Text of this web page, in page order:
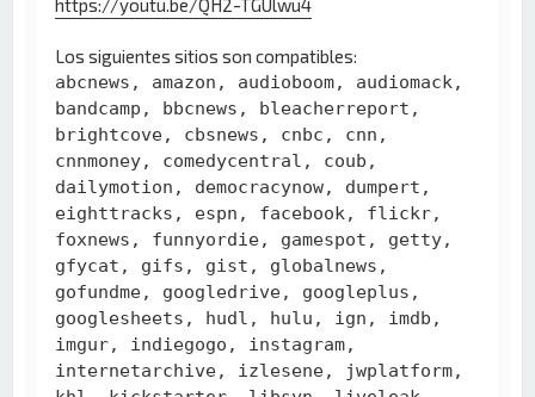
https://youtu.be/QH2-TGUlwu4
Los siguientes sitios son compatibles:
abcnews, amazon, audioboom, audiomack,
bandcamp, bbcnews, bleacherreport,
brightcove, cbsnews, cnbc, cnn,
cnnmoney, comedycentral, coub,
dailymotion, democracynow, dumpert,
eighttracks, espn, facebook, flickr,
foxnews, funnyordie, gamespot, getty,
gfycat, gifs, gist, globalnews,
gofundme, googledrive, googleplus,
googlesheets, hudl, hulu, ign, imdb,
imgur, indiegogo, instagram,
internetarchive, izlesene, jwplatform,